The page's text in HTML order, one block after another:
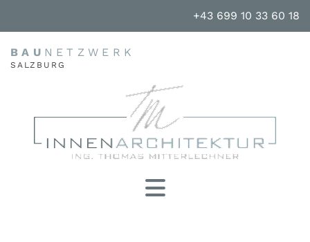
+43 699 10 33 60 18
BAU NETZWERK
SALZBURG